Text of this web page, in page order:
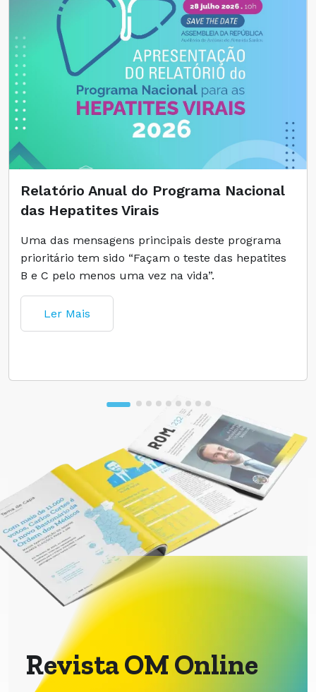
Relatório Anual do Programa Nacional
das Hepatites Virais
Uma das mensagens principais deste programa
prioritário tem sido “Façam o teste das hepatites
B e C pelo menos uma vez na vida”.
Ler Mais
Revista OM Online